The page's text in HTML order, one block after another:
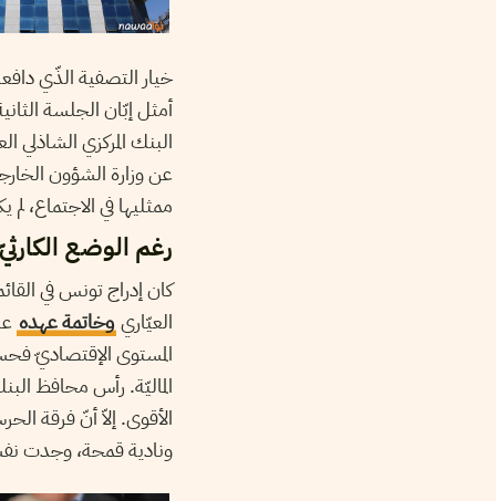
البنك المركزي الشاذلي
عن وزارة الشؤون
ممثليها في الاجتماع،
رغم الوضع
العيّاري وخاتمة عهده
المستوى الإقتصاديّ
الماليّة. رأس محافظ
الأقوى. إلاّ أنّ فرقة
ونادية قمحة، وجدت